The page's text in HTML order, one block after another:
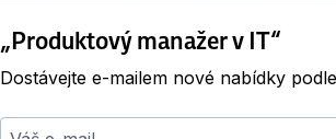
„Produktový manažer v IT“
Dostávejte e-mailem nové nabídky
Váš e-mail